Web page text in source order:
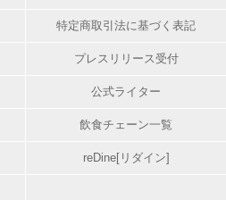
特定商取引法に基づく表記
プレスリリース受付
公式ライター
飲食チェーン一覧
reDine[リダイン]